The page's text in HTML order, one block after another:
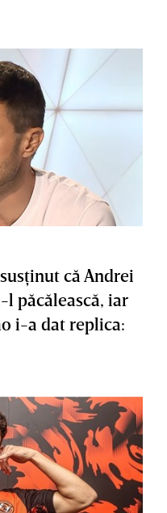
că Andrei
l păcălească, iar
i-a dat replica: